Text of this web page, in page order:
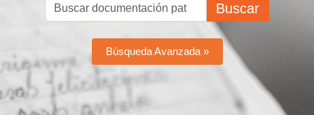
Buscar
Búsqueda Avanzada »